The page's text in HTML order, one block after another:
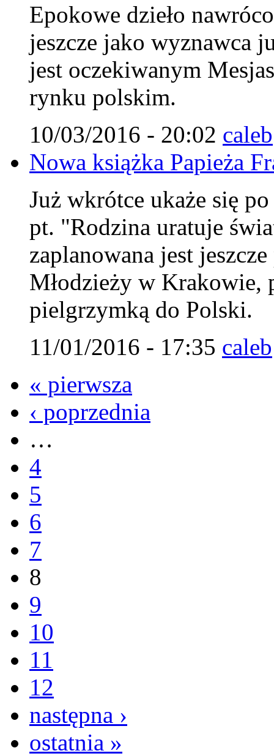
Epokowe dzieło
jeszcze jako wyznawca
jest oczekiwanym
rynku polskim.
10/03/2016 - 20:02 caleb
Nowa książka Papieża
Już wkrótce ukaże się
pt. "Rodzina uratuje
zaplanowana jest
Młodzieży w Krakowie,
pielgrzymką do Polski.
11/01/2016 - 17:35 caleb
« pierwsza
‹ poprzednia
…
4
5
6
7
8
9
10
11
12
następna ›
ostatnia »